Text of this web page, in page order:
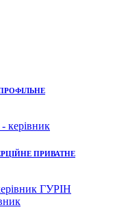
ПРИВАТНЕ
ГУРІН